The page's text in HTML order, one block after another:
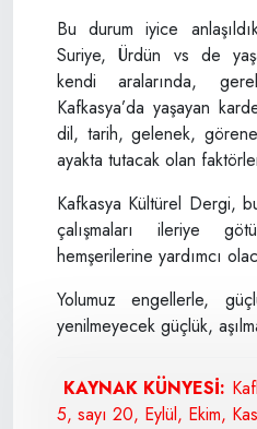
Bu durum iyice
Suriye, Ürdün vs de
kendi aralarında,
Kafkasya’da yaşayan
dil, tarih, gelenek,
ayakta tutacak olan
Kafkasya Kültürel Dergi,
çalışmaları ileriye
hemşerilerine yardımcı
Yolumuz engellerle,
yenilmeyecek güçlük,
KAYNAK KÜNYESİ:
5, sayı 20, Eylül, Ekim,